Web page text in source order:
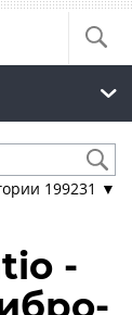
199231 ▼
-